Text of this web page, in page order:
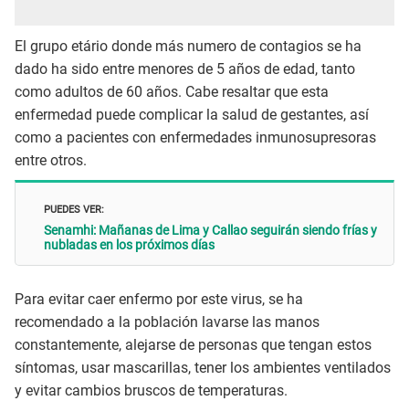
El grupo etário donde más numero de contagios se ha
dado ha sido entre menores de 5 años de edad, tanto
como adultos de 60 años. Cabe resaltar que esta
enfermedad puede complicar la salud de gestantes, así
como a pacientes con enfermedades inmunosupresoras
entre otros.
PUEDES VER:
Senamhi: Mañanas de Lima y Callao seguirán siendo frías y
nubladas en los próximos días
Para evitar caer enfermo por este virus, se ha
recomendado a la población lavarse las manos
constantemente, alejarse de personas que tengan estos
síntomas, usar mascarillas, tener los ambientes ventilados
y evitar cambios bruscos de temperaturas.